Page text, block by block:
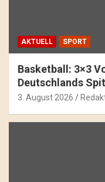
AKTUELL SPORT
Basketball: 3×3
Deutschlands
3. August 2026